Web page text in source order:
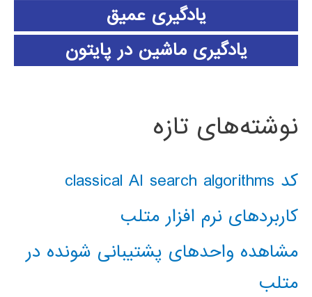
یادگیری عمیق
یادگیری ماشین در پایتون
نوشته‌های تازه
کد classical AI search algorithms
کاربردهای نرم افزار متلب
مشاهده واحدهای پشتیبانی شونده در
متلب